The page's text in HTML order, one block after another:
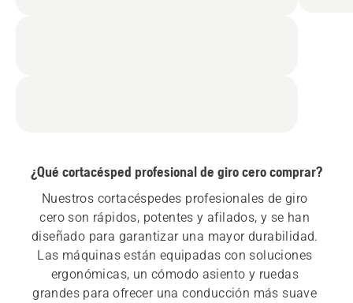
¿Qué cortacésped profesional de giro cero comprar?
Nuestros cortacéspedes profesionales de giro
cero son rápidos, potentes y afilados, y se han
diseñado para garantizar una mayor durabilidad.
Las máquinas están equipadas con soluciones
ergonómicas, un cómodo asiento y ruedas
grandes para ofrecer una conducción más suave